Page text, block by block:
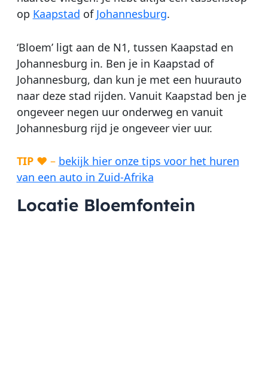
op Kaapstad of Johannesburg.
‘Bloem’ ligt aan de N1, tussen Kaapstad en
Johannesburg in. Ben je in Kaapstad of
Johannesburg, dan kun je met een huurauto
naar deze stad rijden. Vanuit Kaapstad ben je
ongeveer negen uur onderweg en vanuit
Johannesburg rijd je ongeveer vier uur.
TIP♥ – bekijk hier onze tips voor het huren
van een auto in Zuid-Afrika
Locatie Bloemfontein